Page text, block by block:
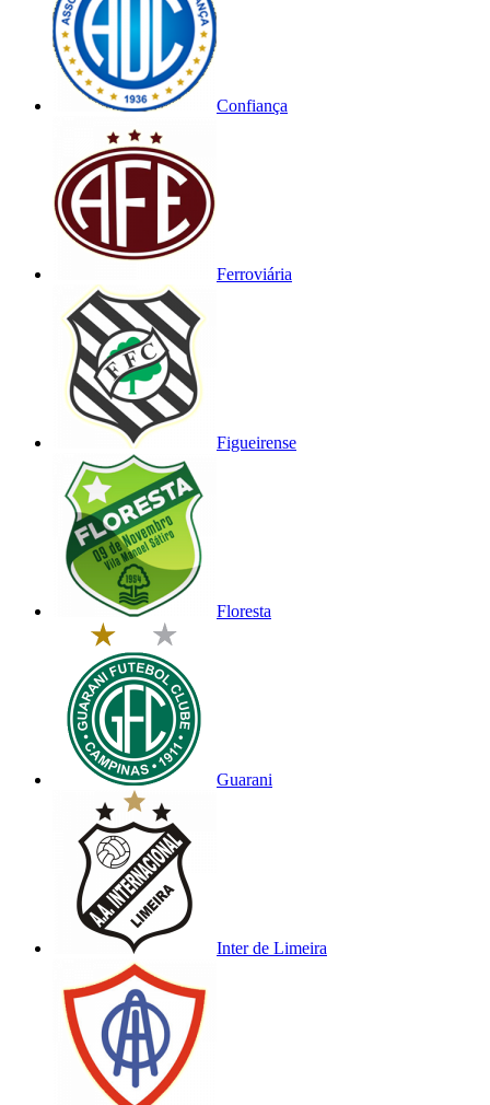
Confiança
Ferroviária
Figueirense
Floresta
Guarani
Inter de Limeira